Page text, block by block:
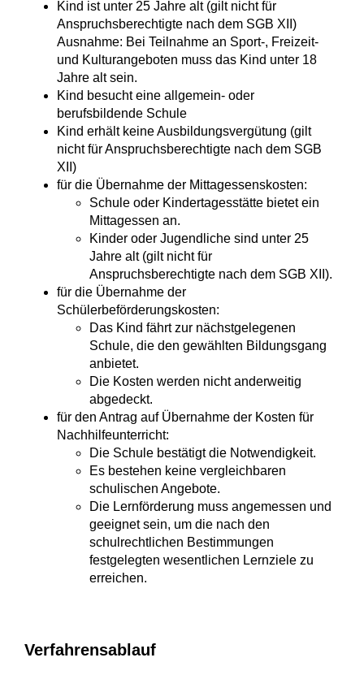
Kind ist unter 25 Jahre alt (gilt nicht für
Anspruchsberechtigte nach dem SGB XII)
Ausnahme: Bei Teilnahme an Sport-, Freizeit-
und Kulturangeboten muss das Kind unter 18
Jahre alt sein.
Kind besucht eine allgemein- oder
berufsbildende Schule
Kind erhält keine Ausbildungsvergütung (gilt
nicht für Anspruchsberechtigte nach dem SGB
XII)
für die Übernahme der Mittagessenskosten:
Schule oder Kindertagesstätte bietet ein
Mittagessen an.
Kinder oder Jugendliche sind unter 25
Jahre alt (gilt nicht für
Anspruchsberechtigte nach dem SGB XII).
für die Übernahme der
Schülerbeförderungskosten:
Das Kind fährt zur nächstgelegenen
Schule, die den gewählten Bildungsgang
anbietet.
Die Kosten werden nicht anderweitig
abgedeckt.
für den Antrag auf Übernahme der Kosten für
Nachhilfeunterricht:
Die Schule bestätigt die Notwendigkeit.
Es bestehen keine vergleichbaren
schulischen Angebote.
Die Lernförderung muss angemessen und
geeignet sein, um die nach den
schulrechtlichen Bestimmungen
festgelegten wesentlichen Lernziele zu
erreichen.
Verfahrensablauf